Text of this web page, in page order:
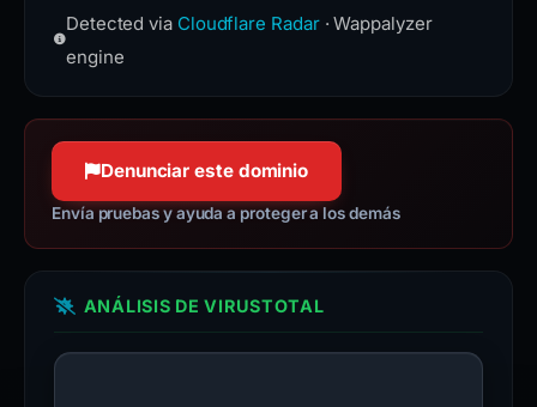
services, DDoS mitigation, Internet
100 % de confianza
the Hypertext Transfer Protocol used
httpwg.org
Detected via Cloudflare Radar· Wappalyzer
engine
Denunciar este dominio
Envía pruebas y ayuda a proteger a los demás
ANÁLISIS DE VIRUSTOTAL